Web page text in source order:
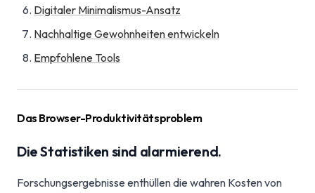
Digitaler Minimalismus-Ansatz
Nachhaltige Gewohnheiten entwickeln
Empfohlene Tools
Das Browser-Produktivitätsproblem
Die Statistiken sind alarmierend.
Forschungsergebnisse enthüllen die wahren Kosten von